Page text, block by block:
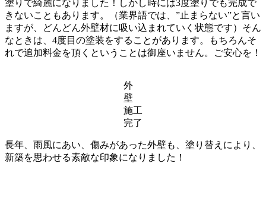
塗りで綺麗になりました！しかし時には3度塗りでも完成で
きないこともあります。（業界語では、”止まらない”と言い
ますが、どんどん外壁材に吸い込まれていく状態です）そん
なときは、4度目の塗装をすることがあります。もちろんそ
れで追加料金を頂くということは御座いません。ご安心を！
外
壁
施工
完了
長年、雨風にあい、傷みがあった外壁も、塗り替えにより、
新築を思わせる素敵な印象になりました！